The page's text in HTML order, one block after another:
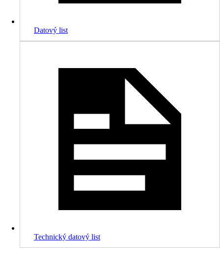
Datový list
Technický datový list